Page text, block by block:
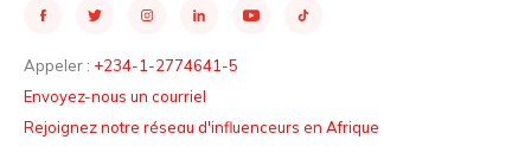
Appeler : +234-1-2774641-5
Envoyez-nous un courriel
Rejoignez notre réseau d'influenceurs en Afrique